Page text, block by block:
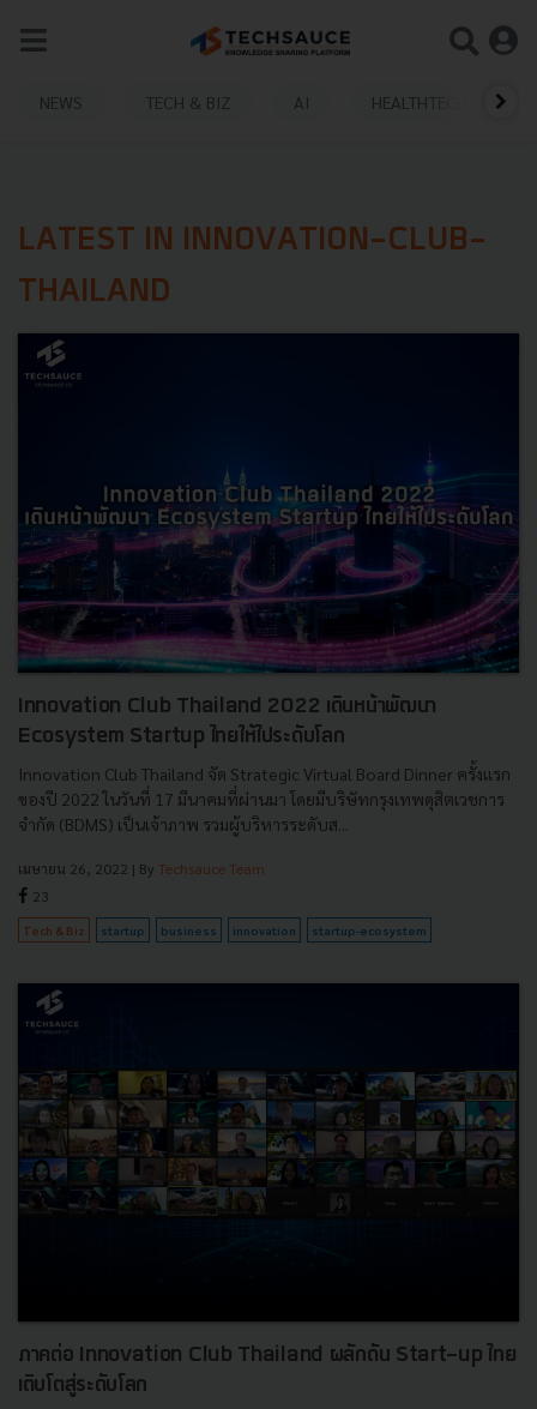
NEWS TECH & BIZ AI HEALTHTECH
LATEST IN INNOVATION-CLUB-
THAILAND
Innovation Club Thailand 2022 เดินหน้าพัฒนา
Ecosystem Startup ไทยให้ไประดับโลก
Innovation Club Thailand จัด Strategic Virtual Board Dinner ครั้งแรก
ของปี 2022 ในวันที่ 17 มีนาคมที่ผ่านมา โดยมีบริษัทกรุงเทพดุสิตเวชการ
จำกัด (BDMS) เป็นเจ้าภาพ รวมผู้บริหารระดับส...
เมษายน 26, 2022 | By Techsauce Team
23
Tech & Biz startup business innovation startup-ecosystem
ภาคต่อ Innovation Club Thailand ผลักดัน Start-up ไทย
เติบโตสู่ระดับโลก